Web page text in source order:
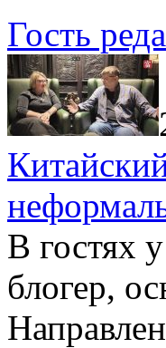
Гость
В гостях
блогер,